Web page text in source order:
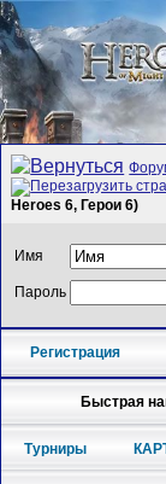
Heroes 6, Герои 6)
Имя
Пароль
Регистрация
Быстрая
Турниры